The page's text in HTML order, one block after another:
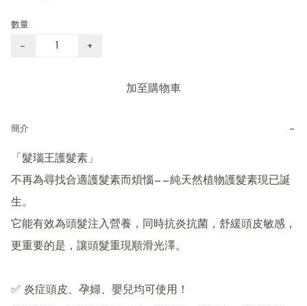
數量
− +
加至購物車
簡介 −
「髮瑙王護髮素」
不再為尋找合適護髮素而煩惱——純天然植物護髮素現已誕
生。
它能有效為頭髮注入營養，同時抗炎抗菌，舒緩頭皮敏感，
更重要的是，讓頭髮重現順滑光澤。
✅ 炎症頭皮、孕婦、嬰兒均可使用！